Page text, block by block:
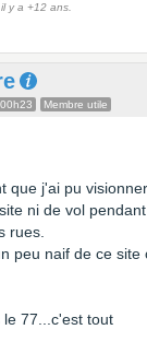
y a +12 ans.
Membre utile
que j'ai pu
ni de vol
rues.
peu naif de ce
77...c'est tout